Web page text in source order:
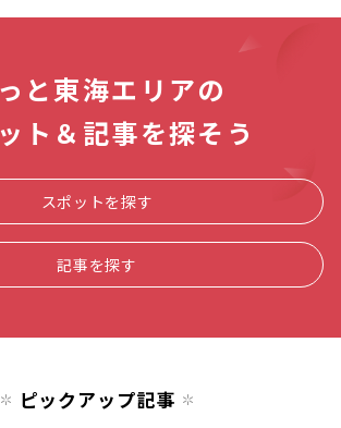
と東海エリアの
ト＆記事を探そう
スポットを探す
記事を探す
ピックアップ記事